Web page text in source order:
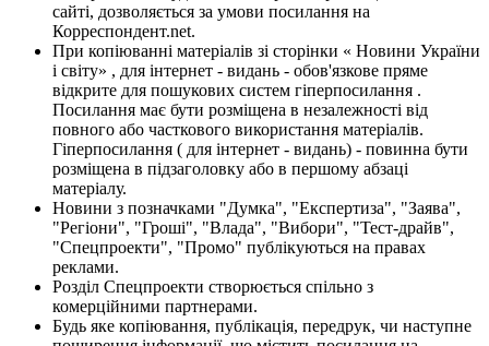
сайті, дозволяється за умови посилання на
Корреспондент.net.
При копіюванні матеріалів зі сторінки « Новини України
і світу» , для інтернет - видань - обов'язкове пряме
відкрите для пошукових систем гіперпосилання .
Посилання має бути розміщена в незалежності від
повного або часткового використання матеріалів.
Гіперпосилання ( для інтернет - видань) - повинна бути
розміщена в підзаголовку або в першому абзаці
матеріалу.
Новини з позначками "Думка", "Експертиза", "Заява",
"Регіони", "Гроші", "Влада", "Вибори", "Тест-драйв",
"Спецпроекти", "Промо" публікуються на правах
реклами.
Розділ Спецпроекти створюється спільно з
комерційними партнерами.
Будь яке копіювання, публікація, передрук, чи наступне